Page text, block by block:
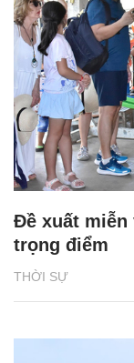
THỜI SỰ
Đề xuất
trọng điểm